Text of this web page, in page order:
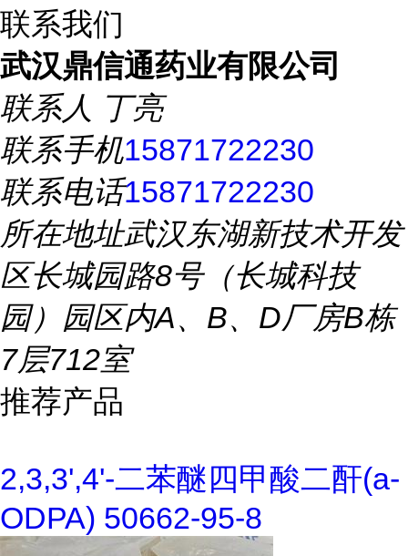
联系我们
武汉鼎信通药业有限公司
联系人 丁亮
联系手机15871722230
联系电话15871722230
所在地址武汉东湖新技术开发
区长城园路8号（长城科技
园）园区内A、B、D厂房B栋
7层712室
推荐产品
2,3,3',4'-二苯醚四甲酸二酐(a-
ODPA) 50662-95-8